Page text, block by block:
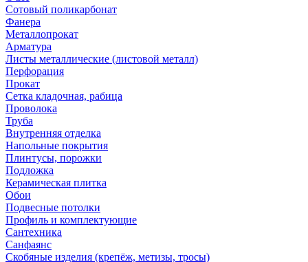
Сотовый поликарбонат
Фанера
Металлопрокат
Арматура
Листы металлические (листовой металл)
Перфорация
Прокат
Сетка кладочная, рабица
Проволока
Труба
Внутренняя отделка
Напольные покрытия
Плинтусы, порожки
Подложка
Керамическая плитка
Обои
Подвесные потолки
Профиль и комплектующие
Сантехника
Санфаянс
Скобяные изделия (крепёж, метизы, тросы)